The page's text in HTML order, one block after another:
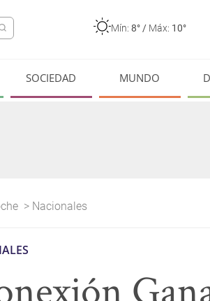
Mín: 8° / Máx: 10°
SOCIEDAD MUNDO
> Nacionales